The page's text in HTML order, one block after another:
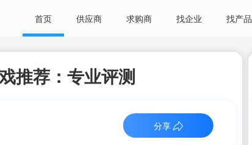
首页 供应商 求购商 找企业 找产品
推荐：专业评测
分享